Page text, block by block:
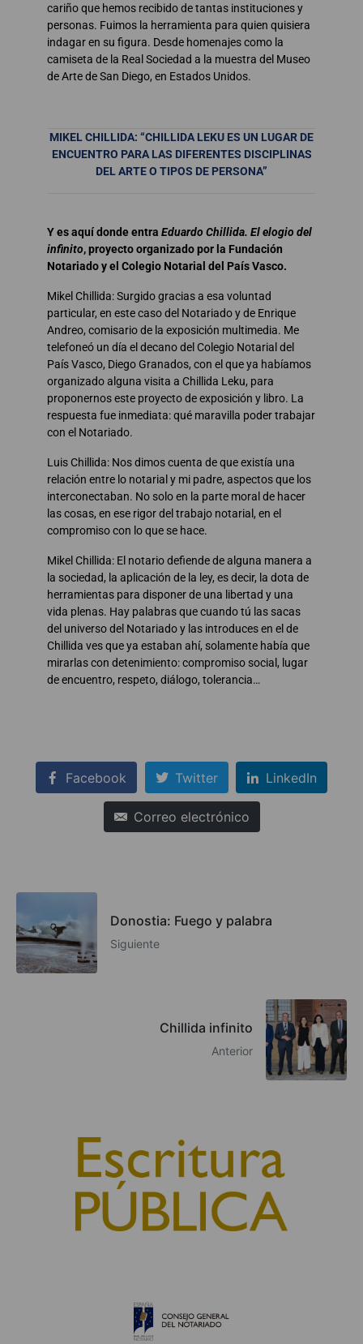
cariño que hemos recibido de tantas instituciones y
personas. Fuimos la herramienta para quien quisiera
indagar en su figura. Desde homenajes como la
camiseta de la Real Sociedad a la muestra del Museo
de Arte de San Diego, en Estados Unidos.
MIKEL CHILLIDA: “CHILLIDA LEKU ES UN LUGAR DE
ENCUENTRO PARA LAS DIFERENTES DISCIPLINAS
DEL ARTE O TIPOS DE PERSONA”
Y es aquí donde entra Eduardo Chillida. El elogio del
infinito, proyecto organizado por la Fundación
Notariado y el Colegio Notarial del País Vasco.
Mikel Chillida: Surgido gracias a esa voluntad
particular, en este caso del Notariado y de Enrique
Andreo, comisario de la exposición multimedia. Me
telefoneó un día el decano del Colegio Notarial del
País Vasco, Diego Granados, con el que ya habíamos
organizado alguna visita a Chillida Leku, para
proponernos este proyecto de exposición y libro. La
respuesta fue inmediata: qué maravilla poder trabajar
con el Notariado.
Luis Chillida: Nos dimos cuenta de que existía una
relación entre lo notarial y mi padre, aspectos que los
interconectaban. No solo en la parte moral de hacer
las cosas, en ese rigor del trabajo notarial, en el
compromiso con lo que se hace.
Mikel Chillida: El notario defiende de alguna manera a
la sociedad, la aplicación de la ley, es decir, la dota de
herramientas para disponer de una libertad y una
vida plenas. Hay palabras que cuando tú las sacas
del universo del Notariado y las introduces en el de
Chillida ves que ya estaban ahí, solamente había que
mirarlas con detenimiento: compromiso social, lugar
de encuentro, respeto, diálogo, tolerancia…
Facebook Twitter LinkedIn
Correo electrónico
Donostia: Fuego y palabra
Siguiente
Chillida infinito
Anterior